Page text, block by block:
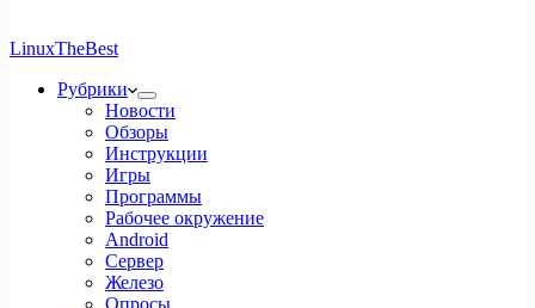
LinuxTheBest
Рубрики
Новости
Обзоры
Инструкции
Игры
Программы
Рабочее окружение
Android
Сервер
Железо
Опросы